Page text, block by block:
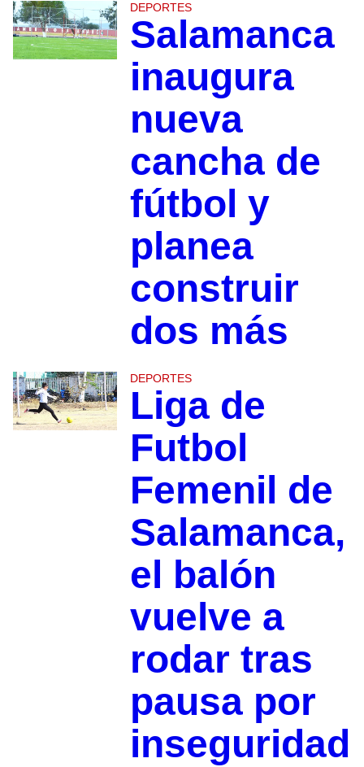
DEPORTES
Salamanca
inaugura
nueva
cancha de
fútbol y
planea
construir
dos más
DEPORTES
Liga de
Futbol
Femenil de
Salamanca,
el balón
vuelve a
rodar tras
pausa por
inseguridad